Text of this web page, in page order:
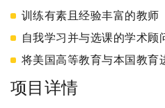
训练有素且经验丰富的教师
自我学习并与选课的学术顾
将美国高等教育与本国教育
项目详情